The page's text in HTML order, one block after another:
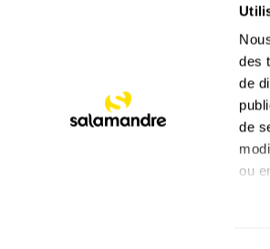
des
de
de
ou
Boutique CHF
Site réalisé avec le soutien